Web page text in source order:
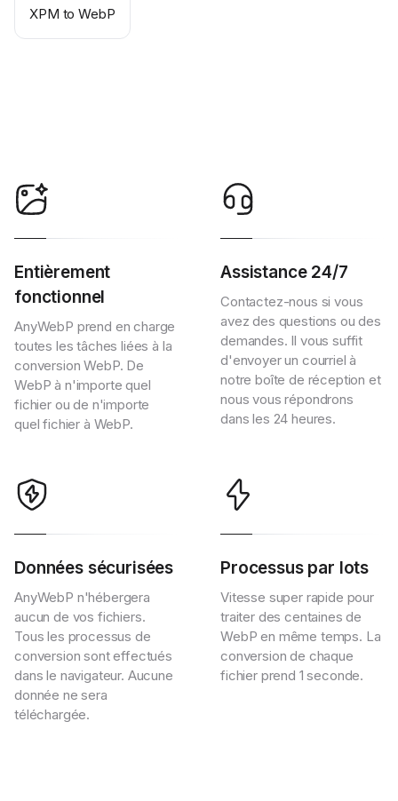
XPM to WebP
Entièrement
fonctionnel
AnyWebP prend en charge
toutes les tâches liées à la
conversion WebP. De
WebP à n'importe quel
fichier ou de n'importe
quel fichier à WebP.
Assistance 24/7
Contactez-nous si vous
avez des questions ou des
demandes. Il vous suffit
d'envoyer un courriel à
notre boîte de réception et
nous vous répondrons
dans les 24 heures.
Données sécurisées
AnyWebP n'hébergera
aucun de vos fichiers.
Tous les processus de
conversion sont effectués
dans le navigateur. Aucune
donnée ne sera
téléchargée.
Processus par lots
Vitesse super rapide pour
traiter des centaines de
WebP en même temps. La
conversion de chaque
fichier prend 1 seconde.